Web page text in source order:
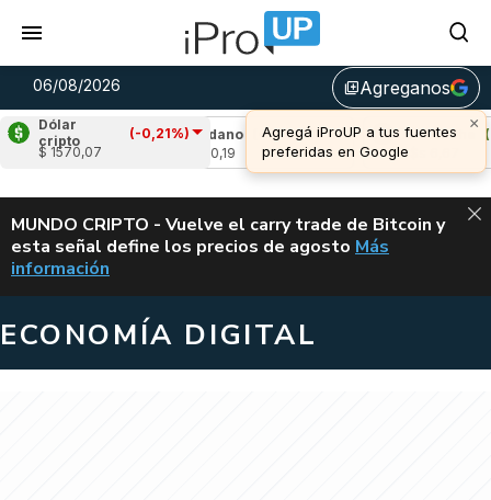
06/08/2026 library_addAgreganos
×
Agregá iProUP a tus fuentes
preferidas en Google
Dólar
cripto
(-0,21%)
$ 1570,07
Cardano (-0,98%)
Avalanche
u$s 6,67
ALERTA
MUNDO CRIPTO - Vuelve el carry trade de Bitcoin y
esta señal define los precios de agosto VUELVE EL
Más
información
ECONOMÍA DIGITAL